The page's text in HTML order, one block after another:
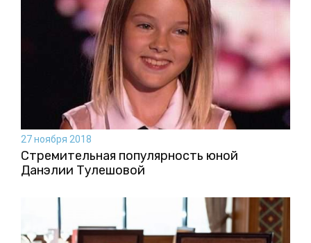
27 ноября 2018
Стремительная популярность юной
Данэлии Тулешовой